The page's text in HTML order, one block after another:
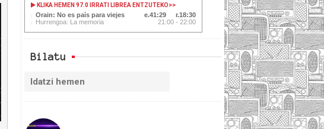
KLIKA HEMEN 97.0 IRRATI LIBREA ENTZUTEKO>>
Orain: No es país para viejes 41:29
18:30
Hurrengoa: La memoria
21:00 - 22:00
Bilatu